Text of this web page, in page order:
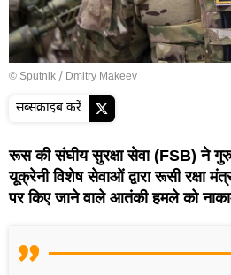
© Sputnik / Dmitry Makeev
सब्सक्राइब करें
रूस की संघीय सुरक्षा सेवा (FSB) ने
यूक्रेनी विशेष सेवाओं द्वारा रूसी रक्षा
पर किए जाने वाले आतंकी हमले को